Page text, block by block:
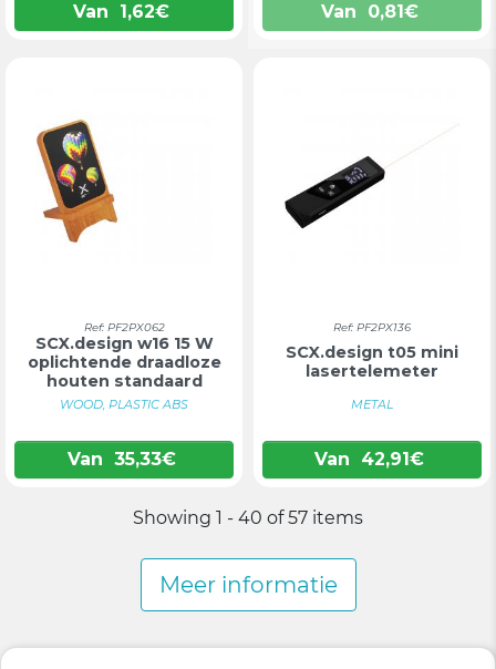
Van 1,62€ Van 0,81€
Ref: PF2PX062
SCX.design w16 15 W
oplichtende draadloze
houten standaard
WOOD, PLASTIC ABS
Van 35,33€
Ref: PF2PX136
SCX.design t05 mini
lasertelemeter
METAL
Van 42,91€
Showing 1 - 40 of 57 items
Meer informatie